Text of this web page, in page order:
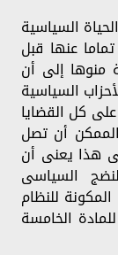
السياسية
عنها قبل
بنسبة بنسبة 180 درجة منوها إلى أن
السياسية
كل القضايا
أن تصل
هذا يعنى أن
السياسى
للنظام
الخامسة